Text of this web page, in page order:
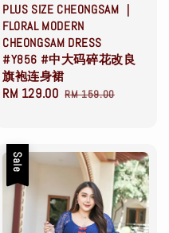
PLUS SIZE CHEONGSAM ｜
FLORAL MODERN
CHEONGSAM DRESS
#Y856 #中大码碎花改良
旗袍连身裙
Sale
RM 129.00 Regular
RM 159.00
Sale